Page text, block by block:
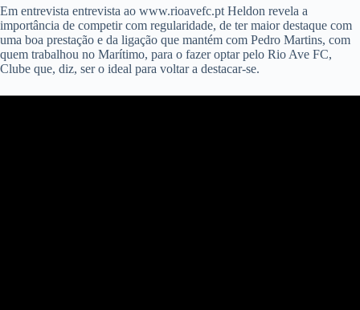
Em entrevista entrevista ao www.rioavefc.pt Heldon revela a
importância de competir com regularidade, de ter maior destaque com
uma boa prestação e da ligação que mantém com Pedro Martins, com
quem trabalhou no Marítimo, para o fazer optar pelo Rio Ave FC,
Clube que, diz, ser o ideal para voltar a destacar-se.